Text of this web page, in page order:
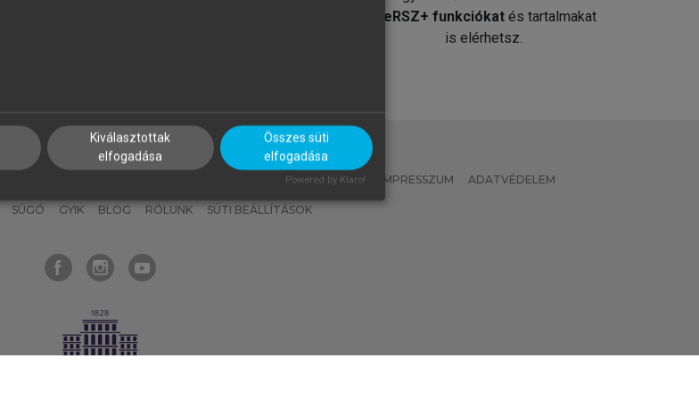
MeRSZ+ funkciókat és tartalmakat
is elérhetsz.
MI – ÁLTALÁNOS IRÁNYELVEK IMPRESSZUM ADATVÉDELEM
SÚGÓ GYIK BLOG RÓLUNK SÜTI BEÁLLÍTÁSOK
Kiválasztottak
elfogadása
Összes süti
elfogadása
Powered by Klaro!